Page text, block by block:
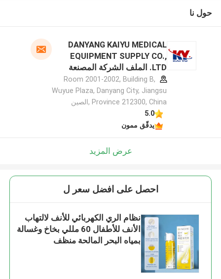
حول نا
DANYANG KAIYU MEDICAL
EQUIPMENT SUPPLY CO.,
LTD. الملف الشركة المصنعة
Room 2001-2002, Building B,
Wuyue Plaza, Danyang City, Jiangsu
Province 212300, China ,الصين
5.0
يدقّق ممون
عرض المزيد
احصل على افضل سعر ل
نظام الري الكهربائي للأنف لالتهاب
الأنف للأطفال 60 مللي بخاخ وغسالة
بمياه البحر المالحة منظف